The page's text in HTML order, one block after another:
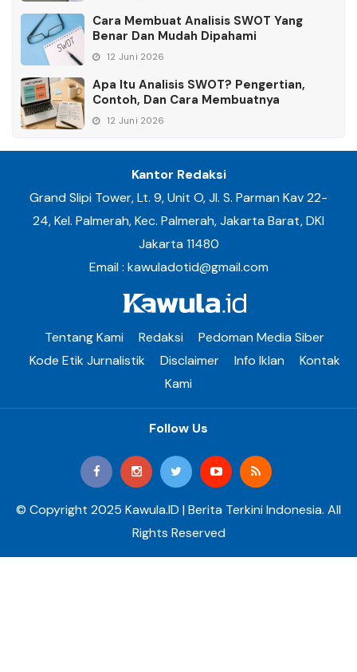
Cara Membuat Analisis SWOT Yang
Benar Dan Mudah Dipahami
12 Juni 2026
Apa Itu Analisis SWOT? Pengertian,
Contoh, Dan Cara Membuatnya
12 Juni 2026
Kantor Redaksi
Grand Slipi Tower, Lt. 9, Unit O, Jl. S. Parman Kav 22-
24, Kel. Palmerah, Kec. Palmerah, Jakarta Barat, DKI
Jakarta 11480
Email : kawuladotid@gmail.com
Tentang Kami Redaksi
Pedoman Media Siber
Kode Etik Jurnalistik
Disclaimer Info Iklan
Kontak
Kami
Follow Us
© Copyright 2025 Kawula.ID | Berita Terkini Indonesia. All
Rights Reserved